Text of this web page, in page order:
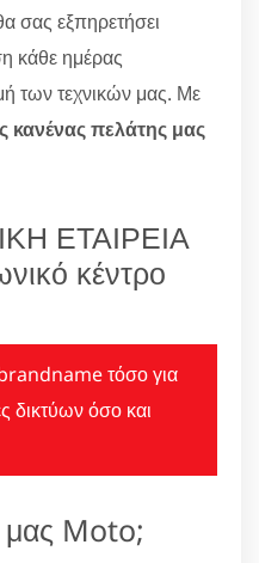
σας εξπηρετήσει
κάθε ημέρας
των τεχνικών μας. Με
κανένας πελάτης μας
ΕΤΑΙΡΕΙΑ
κέντρο
brandname τόσο για
δικτύων όσο και
μας Moto;